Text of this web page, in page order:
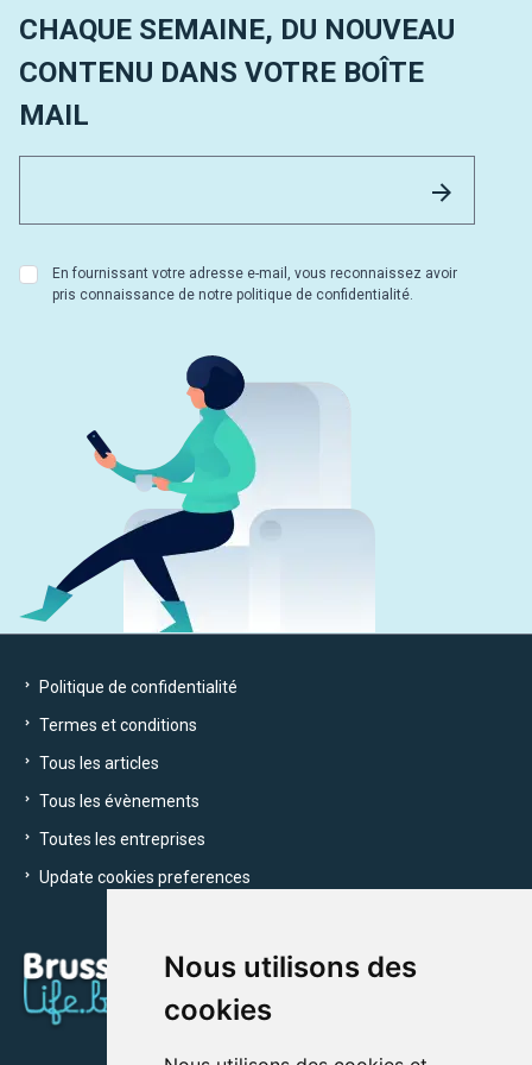
Nous utilisons des
cookies
CHAQUE SEMAINE, DU NOUVEAU
CONTENU DANS VOTRE BOÎTE
MAIL
En fournissant votre adresse e-mail, vous reconnaissez avoir
pris connaissance de notre politique de confidentialité.
Politique de confidentialité
Termes et conditions
Tous les articles
Tous les évènements
Toutes les entreprises
Update cookies preferences